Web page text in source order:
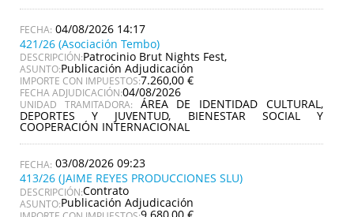
04/08/2026 14:17
421/26 (Asociación Tembo)
DESCRIPCIÓN:Patrocinio Brut Nights Fest,
ASUNTO:Publicación Adjudicación
IMPORTE CON IMPUESTOS:7.260,00 €
FECHA ADJUDICACIÓN:04/08/2026
UNIDAD TRAMITADORA: ÁREA DE IDENTIDAD CULTURAL,
DEPORTES Y JUVENTUD, BIENESTAR SOCIAL Y
COOPERACIÓN INTERNACIONAL
03/08/2026 09:23
413/26 (JAIME REYES PRODUCCIONES SLU)
DESCRIPCIÓN:Contrato
ASUNTO:Publicación Adjudicación